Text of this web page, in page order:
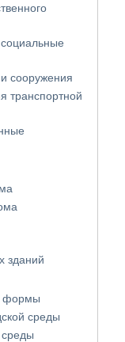
сооружения
транспортной
зданий
формы
среды
среды